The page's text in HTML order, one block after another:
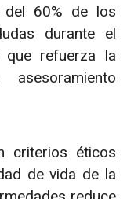
del 60% de los
durante el
que refuerza la
criterios éticos
de vida de la